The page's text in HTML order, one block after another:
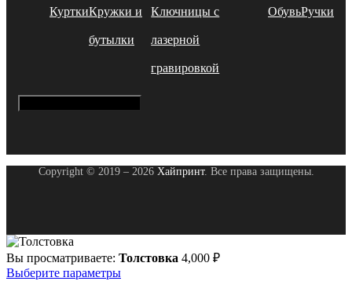
КурткиКружки и
бутылки
Ключницы с
лазерной
гравировкой
ОбувьРучки
Copyright © 2019 – 2026 Хайпринт. Все права защищены.
Вы просматриваете: Толстовка 4,000 ₽
Выберите параметры